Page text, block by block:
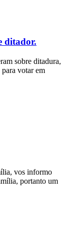
ditador.
sobre ditadura,
votar em
vos informo
portanto um